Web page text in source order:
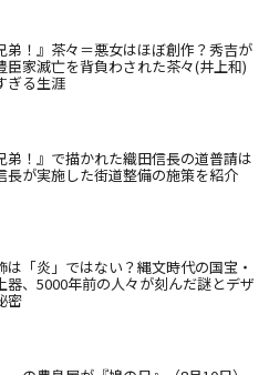
弟！』茶々＝悪女はほぼ創作？秀吉が
臣家滅亡を背負わされた茶々(井上和)
ぎる生涯
弟！』で描かれた織田信長の道普請は
長が実施した街道整備の施策を紹介
は「炎」ではない？縄文時代の国宝・
器、5000年前の人々が刻んだ謎とデザ
密